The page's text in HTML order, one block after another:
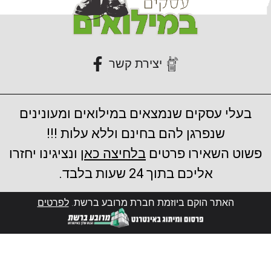
יצירת קשר
בעלי עסקים שנמצאים במילואים ומעונינים
שנפרגן להם בחינם וללא עלות !!!
פשוט השאירו פרטים בלחיצה כאן ונציגינו יחזרו
אליכם בתוך 24 שעות בלבד.
האתר הוקם ביוזמת חברת מרובע ברשת.לפרטים